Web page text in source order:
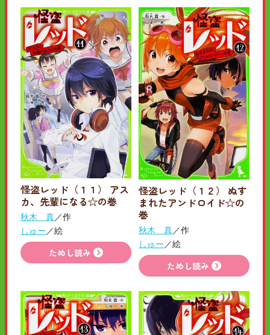
怪盗レッド（１１） アス
カ、先輩になる☆の巻
秋木 真／作
しゅー ／絵
ためし読み
怪盗レッド（１２） ぬす
まれたアンドロイド☆の
巻
秋木 真／作
しゅー ／絵
ためし読み